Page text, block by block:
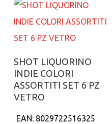
Aggiungi al carrello
SHOT LIQUORINO
INDIE COLORI
ASSORTITI SET 6 PZ
VETRO
EAN: 8029722516325